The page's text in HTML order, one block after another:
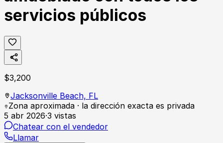
servicios públicos
$3,200
Jacksonville Beach, FL
Zona aproximada · la dirección exacta es privada
5 abr 2026·3 vistas
Chatear con el vendedor
Llamar